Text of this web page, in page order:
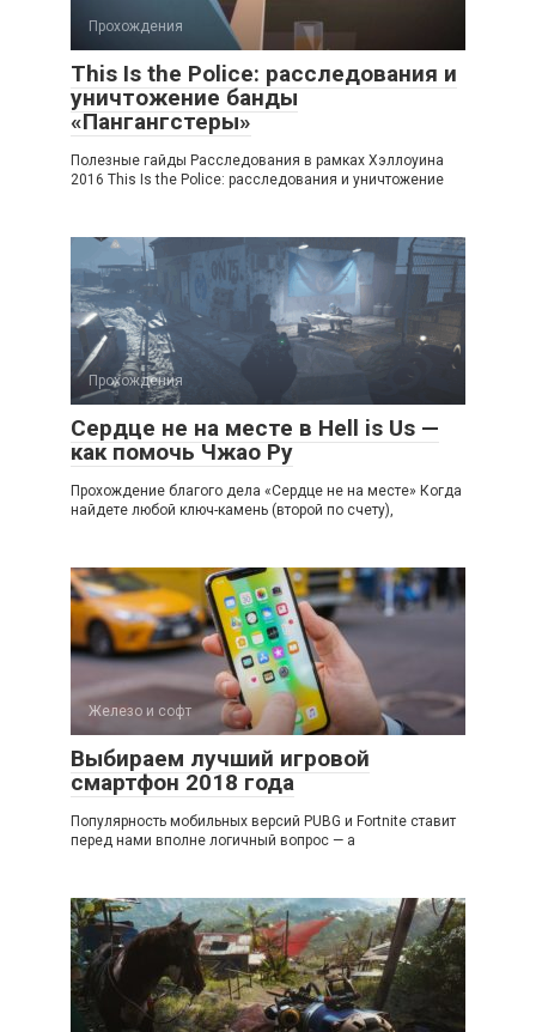
Прохождения
This Is the Police: расследования и
уничтожение банды
«Пангангстеры»
Полезные гайды Расследования в рамках Хэллоуина
2016 This Is the Police: расследования и уничтожение
Прохождения
Сердце не на месте в Hell is Us —
как помочь Чжао Ру
Прохождение благого дела «Сердце не на месте» Когда
найдете любой ключ-камень (второй по счету),
Железо и софт
Выбираем лучший игровой
смартфон 2018 года
Популярность мобильных версий PUBG и Fortnite ставит
перед нами вполне логичный вопрос — а